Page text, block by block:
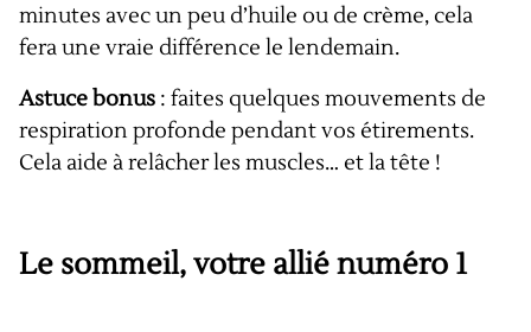
minutes avec un peu d’huile ou de crème, cela
fera une vraie différence le lendemain.
Astuce bonus : faites quelques mouvements de
respiration profonde pendant vos étirements.
Cela aide à relâcher les muscles… et la tête !
Le sommeil, votre allié numéro 1